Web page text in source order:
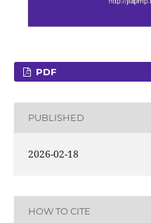
PDF
PUBLISHED
2026-02-18
HOW TO CITE